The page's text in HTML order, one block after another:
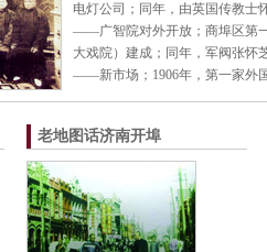
电灯公司；同年，由英国传教士
——广智院对外开放；商埠区第
大戏院）建成；同年，军阀张怀
——新市场；1906年，第一家
老地图话济南开埠